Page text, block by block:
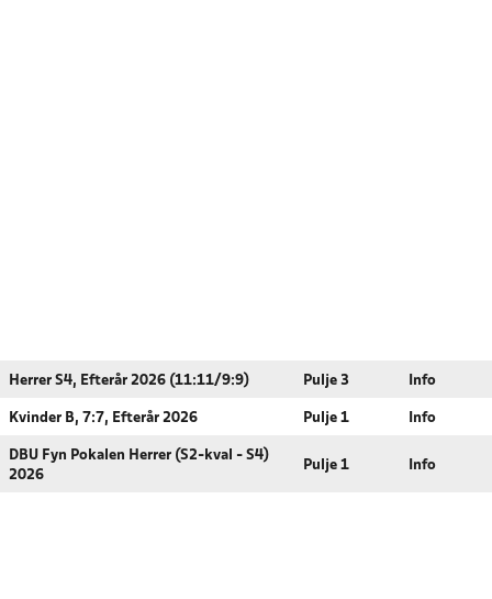
Herrer S4, Efterår 2026 (11:11/9:9) Pulje 3 Info
Kvinder B, 7:7, Efterår 2026 Pulje 1 Info
DBU Fyn Pokalen Herrer (S2-kval - S4)
2026
Pulje 1 Info